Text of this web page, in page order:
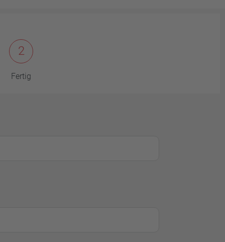
2
Fertig